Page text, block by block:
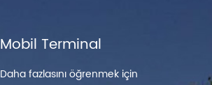
Mobil Terminal
Daha fazlasını öğrenmek için